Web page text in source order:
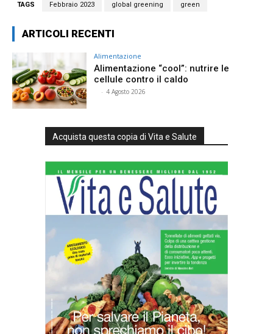
TAGS Febbraio 2023 global greening green
ARTICOLI RECENTI
Alimentazione
Alimentazione “cool”: nutrire le
cellule contro il caldo
- 4 Agosto 2026
Acquista questa copia di Vita e Salute